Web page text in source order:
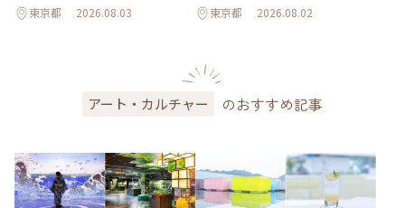
東京都 2026.08.03 東京都 2026.08.02
アート・カルチャー のおすすめ記事